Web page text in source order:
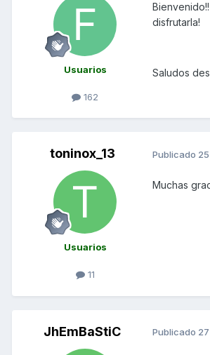
Usuarios
162
disfrutarla!
Saludos
toninox_13
Usuarios
11
Publicado
Muchas
JhEmBaStiC Publicado